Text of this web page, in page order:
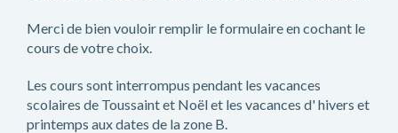
Merci de bien vouloir remplir le formulaire en cochant le
cours de votre choix.
Les cours sont interrompus pendant les vacances
scolaires de Toussaint et Noël et les vacances d' hivers et
printemps aux dates de la zone B.